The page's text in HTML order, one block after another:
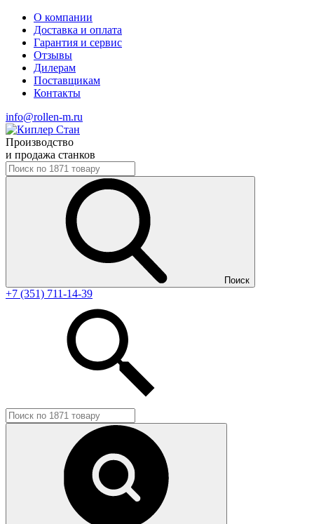
О компании
Доставка и оплата
Гарантия и сервис
Отзывы
Дилерам
Поставщикам
Контакты
info@rollen-m.ru
Производство
и продажа станков
Поиск
+7 (351) 711-14-39